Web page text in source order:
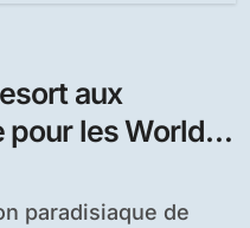
aux
pour les World